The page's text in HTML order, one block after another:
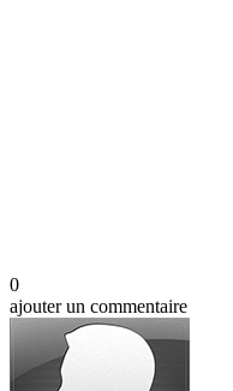
0
ajouter un commentaire